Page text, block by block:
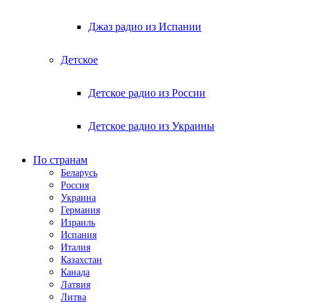
Джаз радио из Испании
Детское
Детское радио из России
Детское радио из Украины
По странам
Беларусь
Россия
Украина
Германия
Израиль
Испания
Италия
Казахстан
Канада
Латвия
Литва